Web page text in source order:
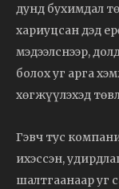
дунд бухимдал
хариуцсан дэд
мэдээлснээр,
болох уг арга
хөгжүүлэхэд
Гэвч тус
ихэссэн,
шалтгаанаар уг